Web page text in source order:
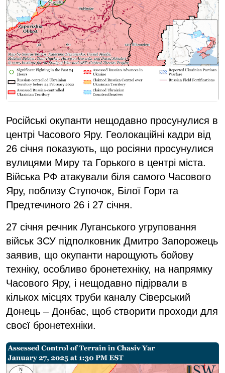
Російські окупанти нещодавно просунулися в
центрі Часового Яру. Геолокаційні кадри від
26 січня показують, що росіяни просунулися
вулицями Миру та Горького в центрі міста.
Війська РФ атакували біля самого Часового
Яру, поблизу Ступочок, Білої Гори та
Предтечиного 26 і 27 січня.
27 січня речник Луганського угруповання
військ ЗСУ підполковник Дмитро Запорожець
заявив, що окупанти нарощують бойову
техніку, особливо бронетехніку, на напрямку
Часового Яру, і нещодавно підірвали в
кількох місцях труби каналу Сіверський
Донець – Донбас, щоб створити проходи для
своєї бронетехніки.